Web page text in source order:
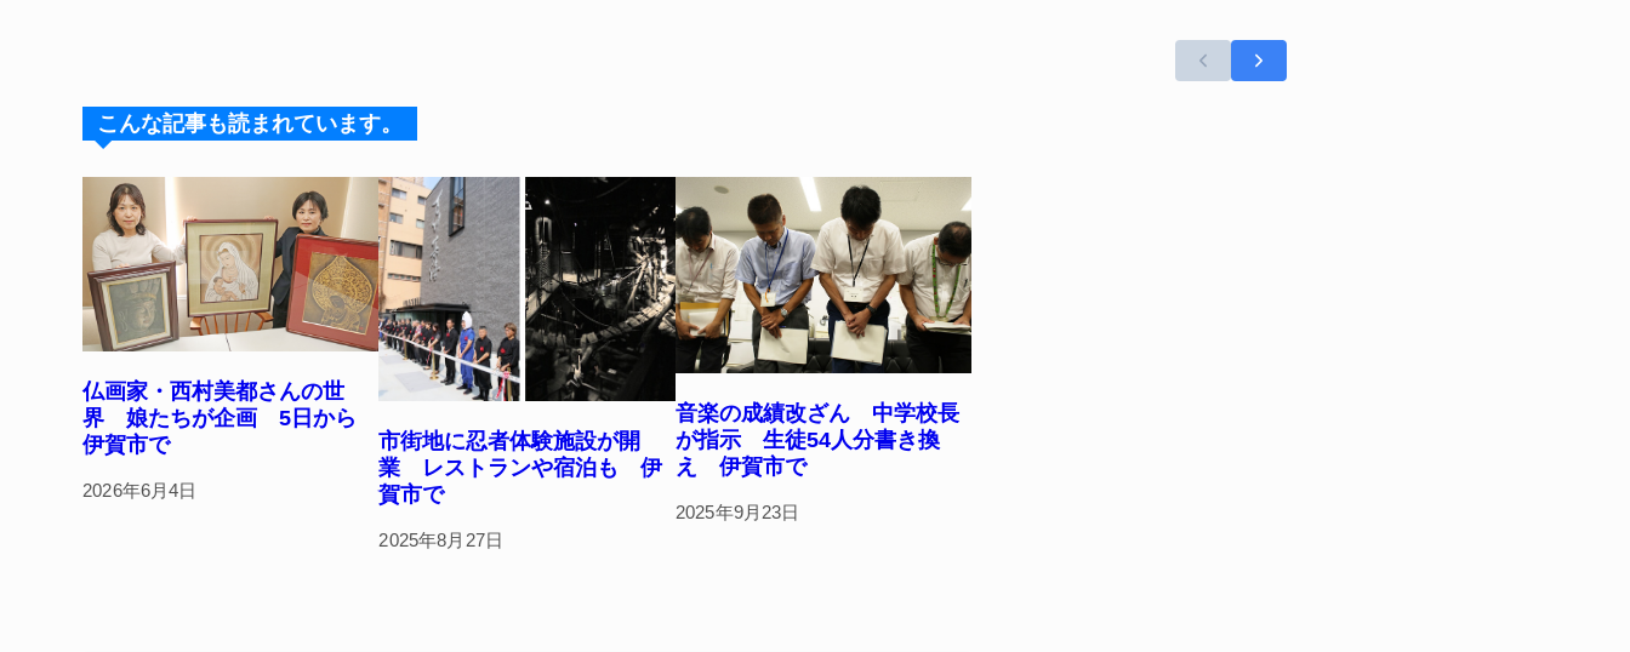
k
d
b
o
k
st
こんな記事も読まれています。
仏画家・西村美都さんの世
界 娘たちが企画 5日から
伊賀市で
2026年6月4日
市街地に忍者体験施設が開
業 レストランや宿泊も 伊
賀市で
2025年8月27日
音楽の成績改ざん 中学校長
が指示 生徒54人分書き換
え 伊賀市で
2025年9月23日